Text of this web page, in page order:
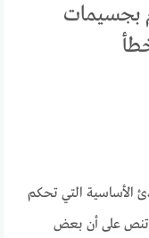
بجسيمات
الأساسية التي تحكم
تنص على أن بعض